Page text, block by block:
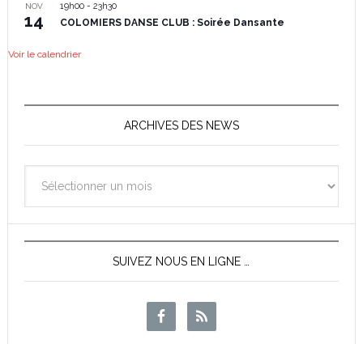
NOV
14
19h00- 23h30
COLOMIERS DANSE CLUB : Soirée Dansante
Voir le calendrier
ARCHIVES DES NEWS
des
News
SUIVEZ NOUS EN LIGNE …